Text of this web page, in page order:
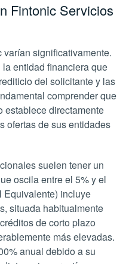
Fintonic Servicios
significativamente.
entidad financiera que
del solicitante y las
comprender que
establece directamente
ofertas de sus entidades
suelen tener un
oscila entre el 5% y el
Equivalente) incluye
situada habitualmente
de corto plazo
más elevadas.
anual debido a su